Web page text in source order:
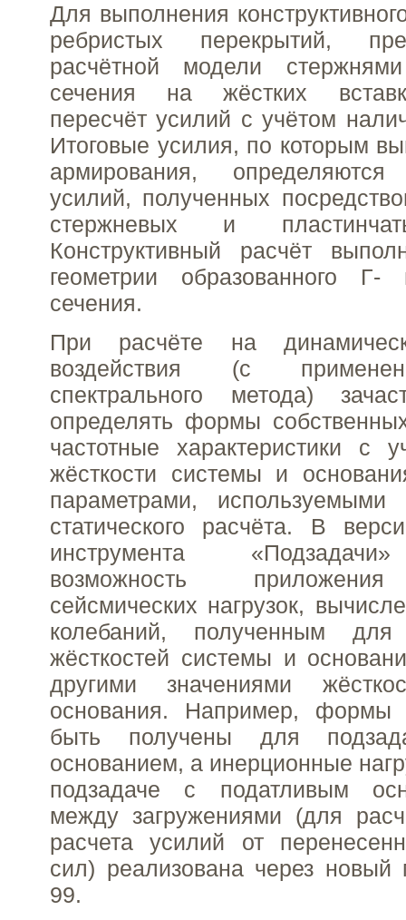
Для выполнения
ребристых перекрытий,
расчётной модели стержнями
сечения на жёстких
пересчёт усилий с учётом
Итоговые усилия, по которым
армирования,
усилий, полученных
стержневых и
Конструктивный расчёт
геометрии образованного Г-
сечения.
При расчёте на
воздействия (с
спектрального метода)
определять формы
частотные характеристики с
жёсткости системы и
параметрами,
статического расчёта. В
инструмента
возможность
сейсмических нагрузок,
колебаний, полученным
жёсткостей системы и
другими значениями
основания. Например, формы
быть получены для
основанием, а инерционные
подзадаче с податливым
между загружениями (для
расчета усилий от
сил) реализована через новый
99.